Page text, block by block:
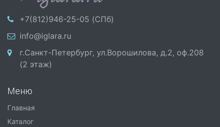
+7(812)946-25-05 (СПб)
info@iglara.ru
г.Санкт-Петербург, ул.Ворошилова, д.2, оф.208
(2 этаж)
Меню
Главная
Каталог